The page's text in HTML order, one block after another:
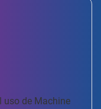
uso de Machine